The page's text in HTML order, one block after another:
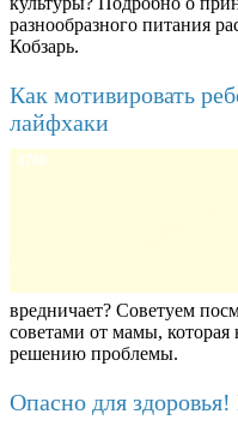
разнообразного питания
Кобзарь.
Как мотивировать
лайфхаки
8780
вредничает? Советуем
советами от мамы, которая
решению проблемы.
Опасно для